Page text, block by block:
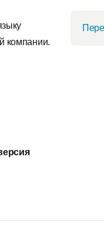
компании.